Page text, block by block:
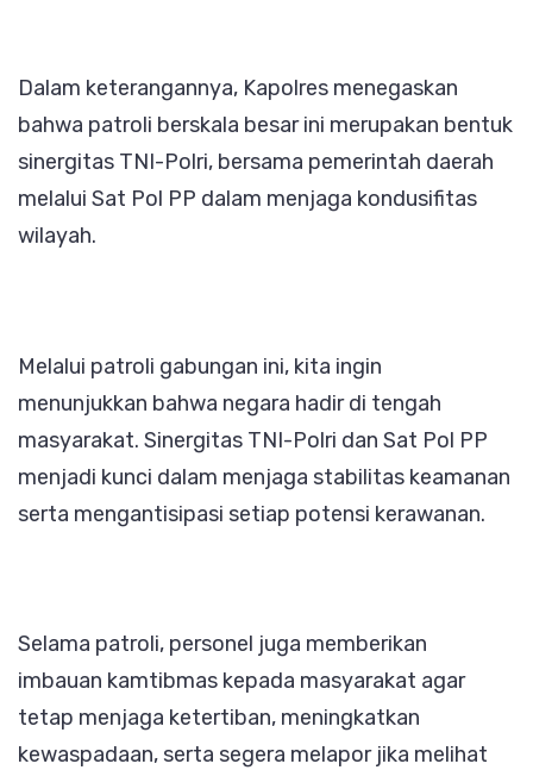
Dalam keterangannya, Kapolres menegaskan
bahwa patroli berskala besar ini merupakan bentuk
sinergitas TNI-Polri, bersama pemerintah daerah
melalui Sat Pol PP dalam menjaga kondusifitas
wilayah.
Melalui patroli gabungan ini, kita ingin
menunjukkan bahwa negara hadir di tengah
masyarakat. Sinergitas TNI-Polri dan Sat Pol PP
menjadi kunci dalam menjaga stabilitas keamanan
serta mengantisipasi setiap potensi kerawanan.
Selama patroli, personel juga memberikan
imbauan kamtibmas kepada masyarakat agar
tetap menjaga ketertiban, meningkatkan
kewaspadaan, serta segera melapor jika melihat